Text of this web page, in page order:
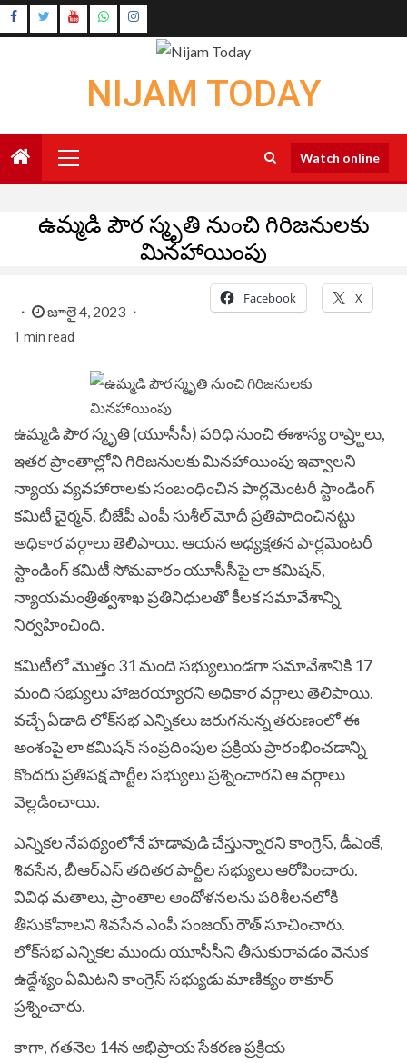
Skip
to
Instagram
NIJAM TODAY
Menu
Watch online
ఉమ్మడి పౌర స్మృతి నుంచి గిరిజనులకు
మినహాయింపు
జూలై 4, 2023
1 min read
Facebook X
ఉమ్మడి పౌర స్మృతి (యూసీసీ) పరిధి నుంచి ఈశాన్య రాష్ర్టాలు,
ఇతర ప్రాంతాల్లోని గిరిజనులకు మినహాయింపు ఇవ్వాలని
న్యాయ వ్యవహారాలకు సంబంధించిన పార్లమెంటరీ స్టాండింగ్‌
కమిటీ చైర్మన్‌, బీజేపీ ఎంపీ సుశీల్‌ మోదీ ప్రతిపాదించినట్టు
అధికార వర్గాలు తెలిపాయి. ఆయన అధ్యక్షతన పార్లమెంటరీ
స్టాండింగ్‌ కమిటీ సోమవారం యూసీసీపై లా కమిషన్‌,
న్యాయమంత్రిత్వశాఖ ప్రతినిధులతో కీలక సమావేశాన్ని
నిర్వహించింది.
కమిటీలో మొత్తం 31 మంది సభ్యులుండగా సమావేశానికి 17
మంది సభ్యులు హాజరయ్యారని అధికార వర్గాలు తెలిపాయి.
వచ్చే ఏడాది లోక్‌సభ ఎన్నికలు జరుగనున్న తరుణంలో ఈ
అంశంపై లా కమిషన్‌ సంప్రదింపుల ప్రక్రియ ప్రారంభించడాన్ని
కొందరు ప్రతిపక్ష పార్టీల సభ్యులు ప్రశ్నించారని ఆ వర్గాలు
వెల్లడించాయి.
ఎన్నికల నేపథ్యంలోనే హడావుడి చేస్తున్నారని కాంగ్రెస్‌, డీఎంకే,
శివసేన, బీఆర్‌ఎస్‌ తదితర పార్టీల సభ్యులు ఆరోపించారు.
వివిధ మతాలు, ప్రాంతాల ఆందోళనలను పరిశీలనలోకి
తీసుకోవాలని శివసేన ఎంపీ సంజయ్‌ రౌత్‌ సూచించారు.
లోక్‌సభ ఎన్నికల ముందు యూసీసీని తీసుకురావడం వెనుక
ఉద్దేశ్యం ఏమిటని కాంగ్రెస్‌ సభ్యుడు మాణిక్యం ఠాకూర్‌
ప్రశ్నించారు.
కాగా, గతనెల 14న అభిప్రాయ సేకరణ ప్రక్రియ